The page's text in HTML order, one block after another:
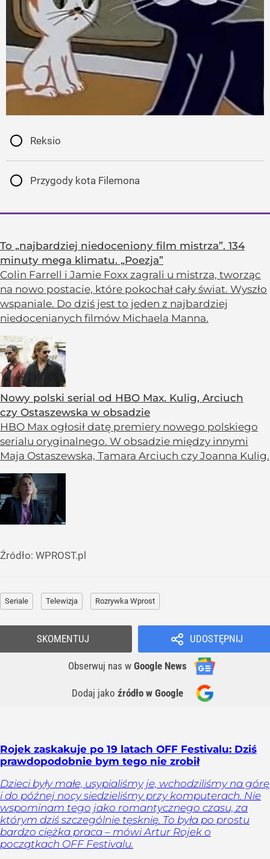
Reksio
Przygody kota Filemona
To „najbardziej niedoceniony film mistrza”. 134
minuty mega klimatu. „Poezja”
Colin Farrell i Jamie Foxx zagrali u mistrza, tworząc
na nowo postacie, które pokochał cały świat. Wyszło
wspaniale. Do dziś jest to jeden z najbardziej
niedocenianych filmów Michaela Manna.
Nowy polski serial od HBO Max. Kulig, Arciuch
czy Ostaszewska w obsadzie
HBO Max ogłosił datę premiery nowego polskiego
serialu oryginalnego. W obsadzie między innymi
Maja Ostaszewska, Tamara Arciuch czy Joanna Kulig.
Źródło: WPROST.pl
Seriale Telewizja Rozrywka Wprost
UDOSTĘPNIJ
Obserwuj nas w Google News
Dodaj jako źródło w Google
SKOMENTUJ
Rojek zaskakuje po 19 latach OFF Festivalu: Dziś
prawdopodobnie bym tego nie zrobił
Dzieci były małe, usypialiśmy je, wchodziliśmy na górę
i do późnej nocy siedzieliśmy przy komputerach. Nie
wspominam tego jako romantycznego czasu, za
którym dziś szczególnie tęsknię. To była po prostu
bardzo ciężka praca – mówi Artur Rojek o
początkach OFF Festivalu.